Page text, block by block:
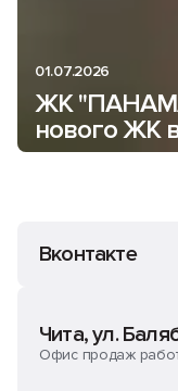
01.07.2026
ЖК
нового ЖК
Вконтакте
Чита, ул.
Офис продаж